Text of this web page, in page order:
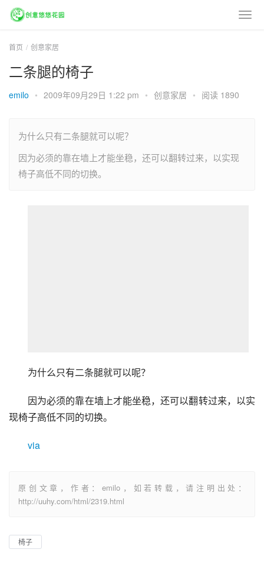
首页 创意家居
二条腿的椅子
emilo • 2009年09月29日 1:22 pm • 创意家居 • 阅读 1890
为什么只有二条腿就可以呢？
因为必须的靠在墙上才能坐稳，还可以翻转过来，以实现
椅子高低不同的切换。
为什么只有二条腿就可以呢？
因为必须的靠在墙上才能坐稳，还可以翻转过来，以实
现椅子高低不同的切换。
via
原创文章，作者：emilo，如若转载，请注明出处：
http://uuhy.com/html/2319.html
椅子